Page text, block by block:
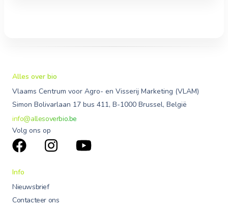
Alles over bio
Vlaams Centrum voor Agro- en Visserij Marketing (VLAM)
Simon Bolivarlaan 17 bus 411, B-1000 Brussel, België
info@allesoverbio.be
Volg ons op
Info
Nieuwsbrief
Contacteer ons